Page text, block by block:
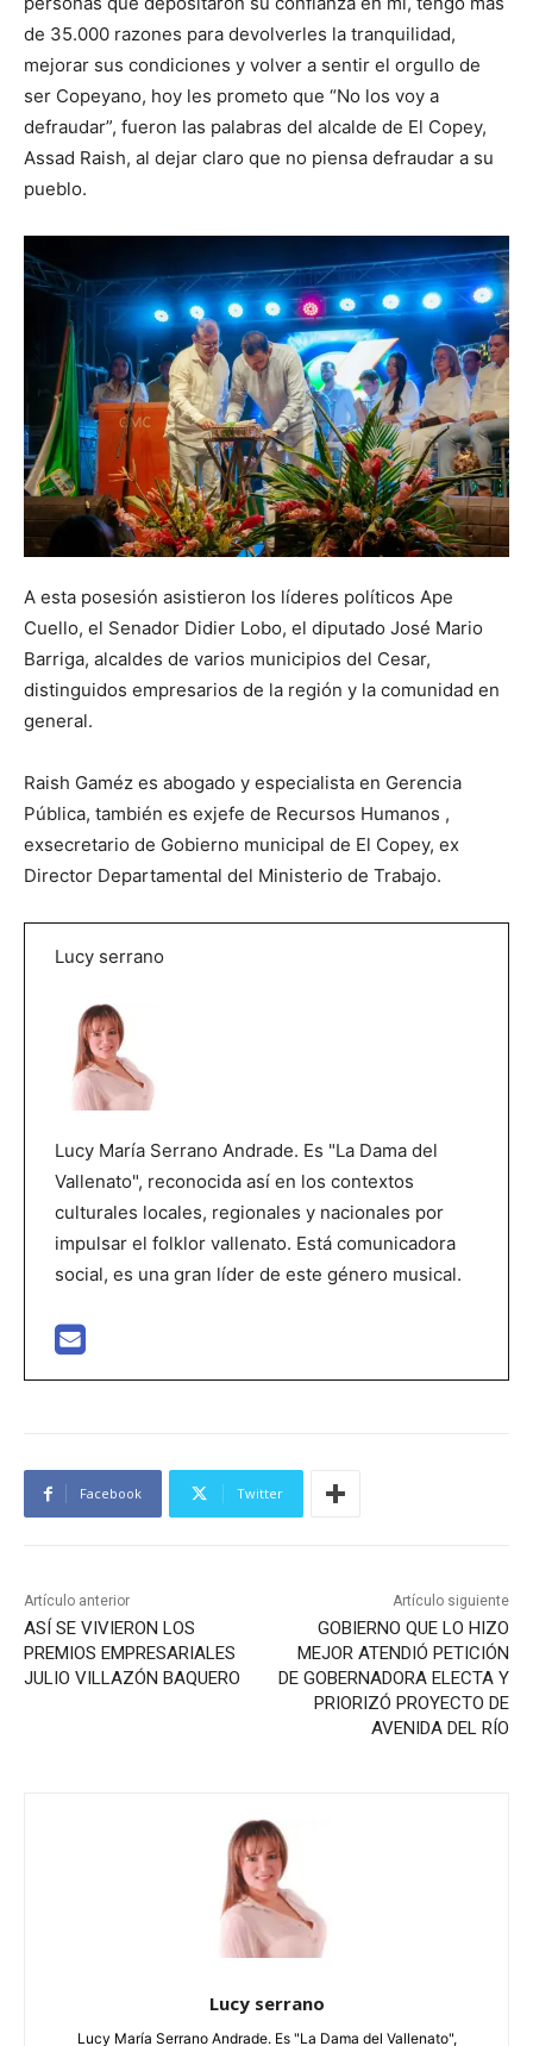
de 35.000 razones para devolverles la tranquilidad,
mejorar sus condiciones y volver a sentir el orgullo de
ser Copeyano, hoy les prometo que “No los voy a
defraudar”, fueron las palabras del alcalde de El Copey,
Assad Raish, al dejar claro que no piensa defraudar a su
pueblo.
A esta posesión asistieron los líderes políticos Ape
Cuello, el Senador Didier Lobo, el diputado José Mario
Barriga, alcaldes de varios municipios del Cesar,
distinguidos empresarios de la región y la comunidad en
general.
Raish Gaméz es abogado y especialista en Gerencia
Pública, también es exjefe de Recursos Humanos ,
exsecretario de Gobierno municipal de El Copey, ex
Director Departamental del Ministerio de Trabajo.
Lucy serrano
Lucy María Serrano Andrade. Es "La Dama del
Vallenato", reconocida así en los contextos
culturales locales, regionales y nacionales por
impulsar el folklor vallenato. Está comunicadora
social, es una gran líder de este género musical.
Facebook Twitter
Artículo anterior
ASÍ SE VIVIERON LOS
PREMIOS EMPRESARIALES
JULIO VILLAZÓN BAQUERO
Artículo siguiente
GOBIERNO QUE LO HIZO
MEJOR ATENDIÓ PETICIÓN
DE GOBERNADORA ELECTA Y
PRIORIZÓ PROYECTO DE
AVENIDA DEL RÍO
Lucy serrano
Lucy María Serrano Andrade. Es "La Dama del Vallenato",